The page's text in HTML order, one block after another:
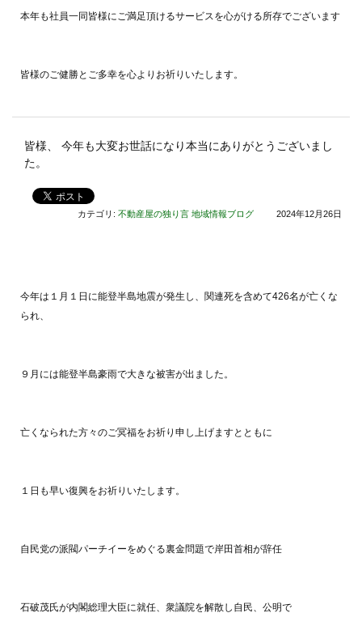
本年も社員一同皆様にご満足頂けるサービスを心がける所存でございます
皆様のご健勝とご多幸を心よりお祈りいたします。
皆様、 今年も大変お世話になり本当にありがとうございまし
た。
カテゴリ: 不動産屋の独り言 地域情報ブログ 2024年12月26日
今年は１月１日に能登半島地震が発生し、関連死を含めて426名が亡くな
られ、
９月には能登半島豪雨で大きな被害が出ました。
亡くなられた方々のご冥福をお祈り申し上げますとともに
１日も早い復興をお祈りいたします。
自民党の派閥パーチイーをめぐる裏金問題で岸田首相が辞任
石破茂氏が内閣総理大臣に就任、衆議院を解散し自民、公明で